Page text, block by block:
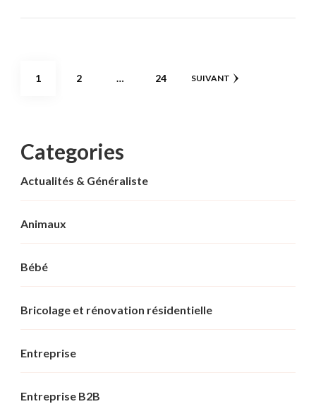
Pagination
PAGE
1 PAGE
2 … PAGE
24 SUIVANT
Categories
Actualités & Généraliste
Animaux
Bébé
Bricolage et rénovation résidentielle
Entreprise
Entreprise B2B